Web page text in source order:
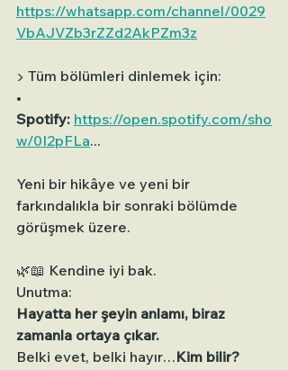
https://whatsapp.com/channel/0029
VbAJVZb3rZZd2AkPZm3z
▶️ Tüm bölümleri dinlemek için:
•
Spotify: https://open.spotify.com/sho
w/0I2pFLa...
Yeni bir hikâye ve yeni bir
farkındalıkla bir sonraki bölümde
görüşmek üzere.
🌿📖 Kendine iyi bak.
Unutma:
Hayatta her şeyin anlamı, biraz
zamanla ortaya çıkar.
Belki evet, belki hayır…Kim bilir?